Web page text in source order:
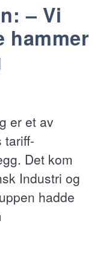
– Vi
hammer
er et av
tariff-
Det kom
Industri og
hadde